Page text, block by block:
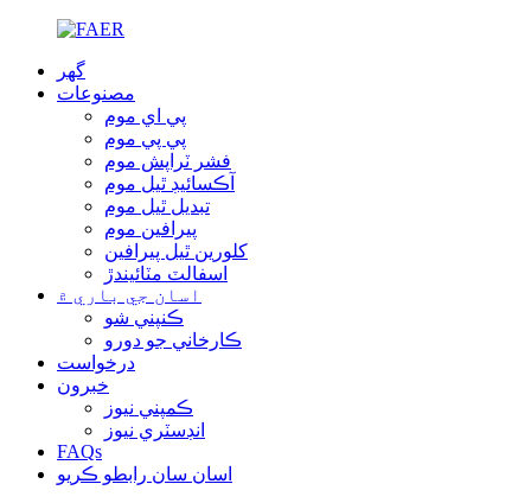
گهر
مصنوعات
پي اي موم
پي پي موم
فشر ٽراپش موم
آڪسائيڊ ٿيل موم
تبديل ٿيل موم
پيرافين موم
کلورين ٿيل پيرافين
اسفالٽ مٽائيندڙ
اسان جي باري ۾
ڪنپني شو
ڪارخاني جو دورو
درخواست
خبرون
ڪمپني نيوز
انڊسٽري نيوز
FAQs
اسان سان رابطو ڪريو